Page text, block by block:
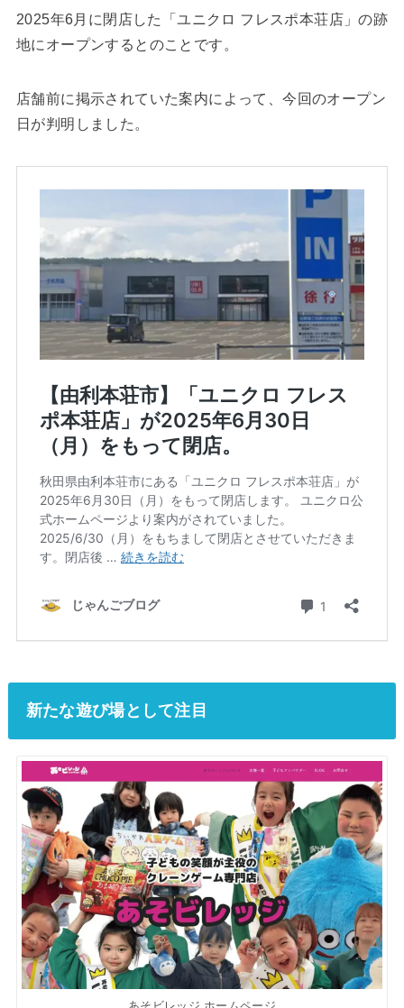
2025年6月に閉店した「ユニクロ フレスポ本荘店」の跡
地にオープンするとのことです。
店舗前に掲示されていた案内によって、今回のオープン
日が判明しました。
新たな遊び場として注目